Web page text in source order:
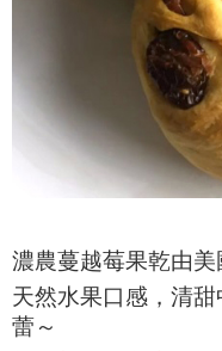
濃農蔓越莓果乾由美
天然水果口感，清
蕾～